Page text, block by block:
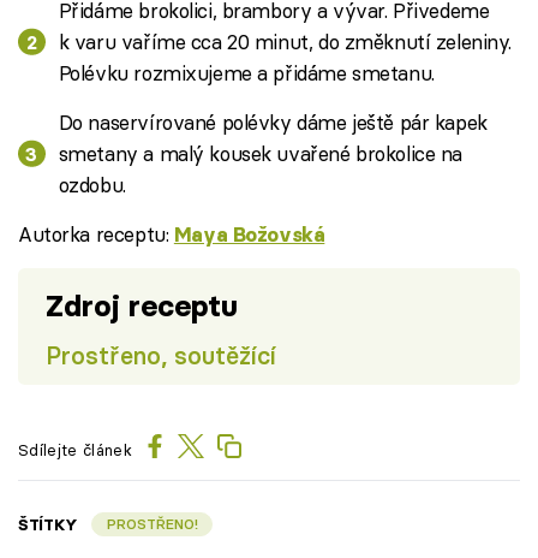
Přidáme brokolici, brambory a vývar. Přivedeme
k varu vaříme cca 20 minut, do změknutí zeleniny.
Polévku rozmixujeme a přidáme smetanu.
Do naservírované polévky dáme ještě pár kapek
smetany a malý kousek uvařené brokolice na
ozdobu.
Autorka receptu: Maya Božovská
Zdroj receptu
Prostřeno, soutěžící
Sdílejte článek
ŠTÍTKY PROSTŘENO!